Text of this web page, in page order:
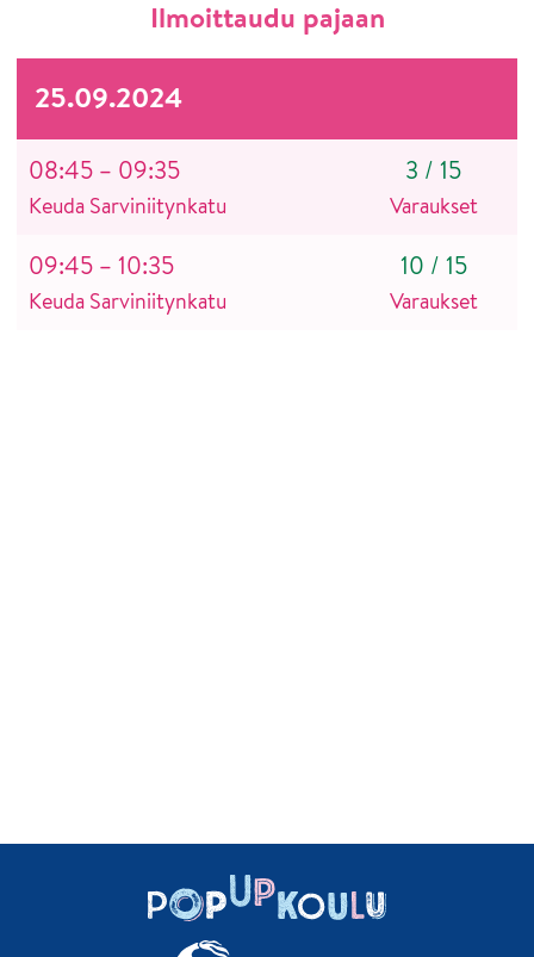
Ilmoittaudu pajaan
25.09.2024
08:45 – 09:35
Keuda Sarviniitynkatu
3 / 15
Varaukset
09:45 – 10:35
Keuda Sarviniitynkatu
10 / 15
Varaukset